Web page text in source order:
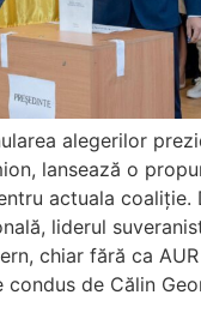
alegerilor
lansează o
actuala coaliție.
liderul
chiar fără ca
condus de Călin